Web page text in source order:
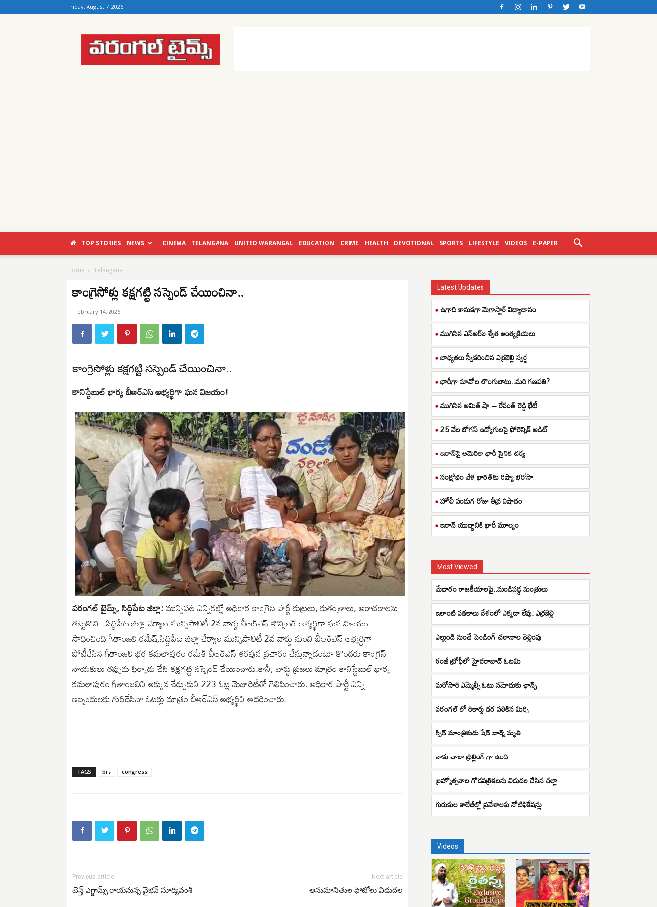
Friday, August 7, 2026
Warangal
Times
TOP STORIES NEWS CINEMA TELANGANA UNITED WARANGAL EDUCATION CRIME HEALTH DEVOTIONAL SPORTS LIFESTYLE VIDEOS E-PAPER
Home Telangana
కాంగ్రెసోళ్లు కక్షగట్టి సస్పెండ్‌ చేయించినా..
February 14, 2026
కాంగ్రెసోళ్లు కక్షగట్టి సస్పెండ్‌ చేయించినా..
కానిస్టేబుల్‌ భార్య బీఆర్ఎస్ అభ్యర్థిగా ఘన విజయం!
వరంగల్ టైమ్స్, సిద్ధిపేట జిల్లా:మున్సిపల్ ఎన్నికల్లో అధికార కాంగ్రెస్ పార్టీ కుట్రలు, కుతంత్రాలు, అరాచకాలను
తట్టుకొని.. సిద్దిపేట జిల్లా చేర్యాల మున్సిపాలిటీ 2వ వార్డు బీఆర్‌ఎస్‌ కౌన్సిలర్ అభ్యర్థిగా ఘన విజయం
సాధించింది గీతాంజలి రమేష్.సిద్దిపేట జిల్లా చేర్యాల మున్సిపాలిటీ 2వ వార్డు నుంచి బీఆర్‌ఎస్‌ అభ్యర్థిగా
పోటీచేసిన గీతాంజలి భర్త కమలాపురం రమేశ్‌ బీఆర్‌ఎస్‌ తరఫున ప్రచారం చేస్తున్నాడంటూ కొందరు కాంగ్రెస్‌
నాయకులు తప్పుడు ఫిర్యాదు చేసి కక్షగట్టి సస్పెండ్‌ చేయించారు.కానీ, వార్డు ప్రజలు మాత్రం కానిస్టేబుల్‌ భార్య
కమలాపురం గీతాంజలిని అక్కున చేర్చుకుని 223 ఓట్ల మెజారిటీతో గెలిపించారు. అధికార పార్టీ ఎన్ని
ఇబ్బందులకు గురిచేసినా ఓటర్లు మాత్రం బీఆర్‌ఎస్‌ అభ్యర్థిని ఆదరించారు.
TAGS brs congress
Previous article
టెన్త్ ఎగ్జామ్స్ రాయనున్న వైభవ్ సూర్యవంశీ
Next article
అనుమానితుల ఫోటోలు విడుదల
Latest Updates
ఉగాది కానుకగా మెగాస్టార్ విద్యాదానం
ముగిసిన ఎన్ఆర్ఐ శ్వేత అంత్యక్రియలు
బాధ్యతలు స్వీకరించిన ఎర్రబెల్లి స్వర్ణ
భారీగా మావోల లొంగుబాటు..మరి గణపతి?
ముగిసిన అమిత్ షా – రేవంత్ రెడ్డి భేటీ
25 వేల బోగస్ ఉద్యోగులపై ఫోరెన్సిక్ ఆడిట్
ఇరాన్‌పై అమెరికా భారీ సైనిక చర్య
సంక్షోభం వేళ భారత్‌కు రష్యా భరోసా
హోలీ పండుగ రోజు తీవ్ర విషాదం
ఇరాన్ యుద్ధానికి భారీ మూల్యం
Most Viewed
మేడారం రాజకీయాలపై..మండిపడ్డ మంత్రులు
ఇలాంటి పథకాలు దేశంలో ఎక్కడా లేవు: ఎర్రబెల్లి
ఎల్లుండి నుంచే పెండింగ్ చలానాల చెల్లింపు
రంజీ ట్రోఫీలో హైదరాబాద్ ఓటమి
మరోసారి ఎమ్మెల్సీ ఓటు నమోదుకు ఛాన్స్
వరంగల్ లో రికార్డు ధర పలికిన మిర్చి
స్పిన్ మాంత్రికుడు షేన్ వార్న్ మృతి
నాకు చాలా థ్రిల్లింగ్ గా ఉంది
బ్రహ్మోత్సవాల గోడపత్రికలను విడుదల చేసిన చల్లా
గురుకుల కాలేజీల్లో ప్రవేశాలకు నోటిఫికేషన్లు
Videos